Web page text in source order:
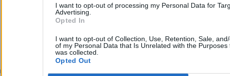
I want to opt-out of processing my Personal Data for
Advertising.
Opted In
I want to opt-out of Collection, Use, Retention, Sale,
of my Personal Data that Is Unrelated with the Purposes
was collected.
Opted Out
között van